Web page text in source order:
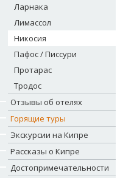
Ларнака
Лимассол
Никосия
Пафос / Писсури
Протарас
Тродос
Отзывы об отелях
Горящие туры
Экскурсии на Кипре
Рассказы о Кипре
Достопримечательности